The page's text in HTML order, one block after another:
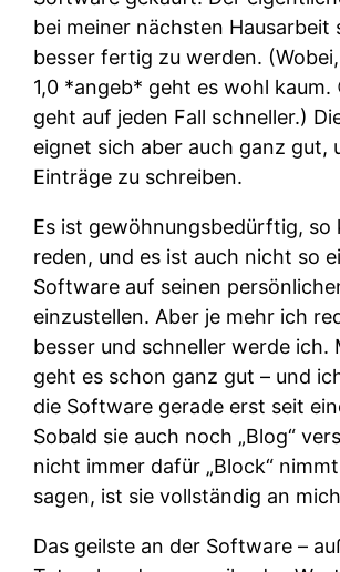
bei meiner nächsten Hausarbeit
besser fertig zu werden.
1,0 *angeb* geht es wohl kaum.
geht auf jeden Fall schneller.)
eignet sich aber auch ganz gut,
Einträge zu schreiben.
Es ist gewöhnungsbedürftig, so
reden, und es ist auch nicht so
Software auf seinen
einzustellen. Aber je mehr ich
besser und schneller werde ich.
geht es schon ganz gut – und
die Software gerade erst seit
Sobald sie auch noch „Blog“
nicht immer dafür „Block“
sagen, ist sie vollständig an
Das geilste an der Software –